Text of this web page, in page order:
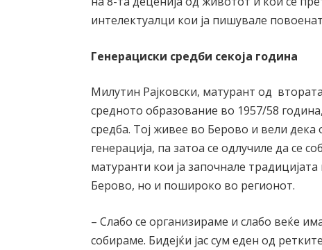
интелектуалци кои ја пишувале
Генерациски средби секоја година
Милутин Рајковски, матурант од
средното образование во 1957/58
средба. Тој живее во Берово и вели
генерација, па затоа се одлучиле да се
матуранти кои ја започнале
Берово, но и пошироко во регионот.
– Слабо се организираме и слабо веќе
собираме. Бидејќи јас сум еден од